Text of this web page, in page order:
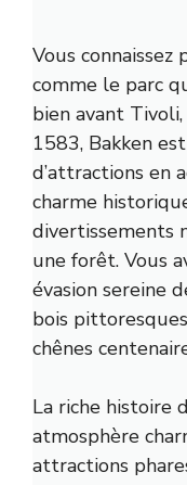
Vous
comme le parc
bien avant
1583, Bakken
d’attractions en
charme
divertissements
une forêt. Vous
évasion sereine
bois
chênes
La riche histoire
atmosphère
attractions